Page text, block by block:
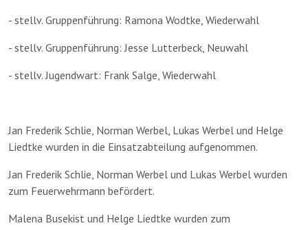
- stellv. Gruppenführung: Ramona Wodtke, Wiederwahl
- stellv. Gruppenführung: Jesse Lutterbeck, Neuwahl
- stellv. Jugendwart: Frank Salge, Wiederwahl
Jan Frederik Schlie, Norman Werbel, Lukas Werbel und Helge
Liedtke wurden in die Einsatzabteilung aufgenommen.
Jan Frederik Schlie, Norman Werbel und Lukas Werbel wurden
zum Feuerwehrmann befördert.
Malena Busekist und Helge Liedtke wurden zum